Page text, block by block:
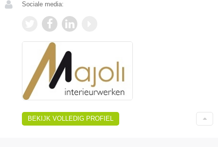
Sociale media:
BEKIJK VOLLEDIG PROFIEL